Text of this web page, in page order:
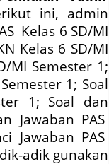
ini, admin
Kelas 6 SD/MI
Kelas 6 SD/MI
MI Semester 1;
1; Soal
1; Soal dan
Jawaban PAS
Jawaban PAS
adik gunakan